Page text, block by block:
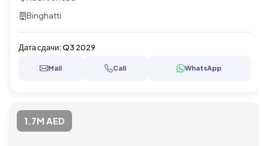
Binghatti
Дата сдачи:Q3 2029
Mail Call WhatsApp
1.7M AED